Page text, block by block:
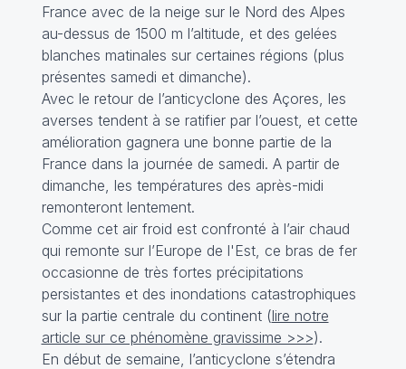
France avec de la neige sur le Nord des Alpes
au-dessus de 1500 m l’altitude, et des gelées
blanches matinales sur certaines régions (plus
présentes samedi et dimanche).
Avec le retour de l’anticyclone des Açores, les
averses tendent à se ratifier par l’ouest, et cette
amélioration gagnera une bonne partie de la
France dans la journée de samedi. A partir de
dimanche, les températures des après-midi
remonteront lentement.
Comme cet air froid est confronté à l’air chaud
qui remonte sur l’Europe de l'Est, ce bras de fer
occasionne de très fortes précipitations
persistantes et des inondations catastrophiques
sur la partie centrale du continent (lire notre
article sur ce phénomène gravissime >>>).
En début de semaine, l’anticyclone s’étendra